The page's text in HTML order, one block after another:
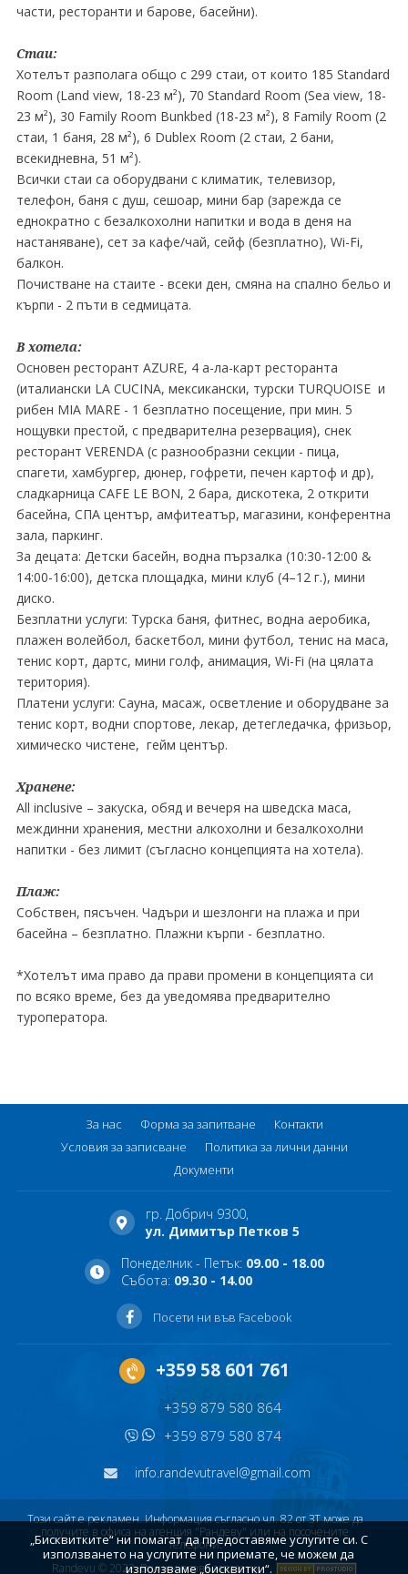
части, ресторанти и барове, басейни).
Стаи:
Хотелът разполага общо с 299 стаи, от които 185 Standard
Room (Land view, 18-23 м²), 70 Standard Room (Sea view, 18-
23 м²), 30 Family Room Bunkbed (18-23 м²), 8 Family Room (2
стаи, 1 баня, 28 м²), 6 Dublex Room (2 стаи, 2 бани,
всекидневна, 51 м²).
Всички стаи са оборудвани с климатик, телевизор,
телефон, баня с душ, сешоар, мини бар (зарежда се
еднократно с безалкохолни напитки и вода в деня на
настаняване), сет за кафе/чай, сейф (безплатно), Wi-Fi,
балкон.
Почистване на стаите - всеки ден, смяна на спално бельо и
кърпи - 2 пъти в седмицата.
В хотела:
Основен ресторант AZURE, 4 а-ла-карт ресторанта
(италиански LA CUCINA, мексикански, турски TURQUOISE и
рибен MIA MARE - 1 безплатно посещение, при мин. 5
нощувки престой, с предварителна резервация), снек
ресторант VERENDA (с разнообразни секции - пица,
спагети, хамбургер, дюнер, гофрети, печен картоф и др),
сладкарница CAFE LE BON, 2 бара, дискотека, 2 открити
басейна, СПА център, амфитеатър, магазини, конферентнa
залa, паркинг.
За децата: Детски басейн, водна пързалкa (10:30-12:00 &
14:00-16:00), детска площадка, мини клуб (4–12 г.), мини
диско.
Безплатни услуги: Турска баня, фитнес, водна аеробика,
плажен волейбол, баскетбол, мини футбол, тенис на маса,
тенис корт, дартс, мини голф, анимация, Wi-Fi (на цялата
територия).
Платени услуги: Сауна, масаж, осветление и оборудване за
тенис корт, водни спортове, лекар, детегледачка, фризьор,
химическо чистене, гейм център.
Хранене:
All inclusive – закуска, обяд и вечеря на шведска маса,
междинни хранения, местни алкохолни и безалкохолни
напитки - без лимит (съгласно концепцията на хотела).
Плаж:
Собствен, пясъчен. Чадъри и шезлонги на плажа и при
басейна – безплатно. Плажни кърпи - безплатно.
*Хотелът има право да прави промени в концепцията си
по всяко време, без да уведомява предварително
туроператора.
За нас Форма за запитване
Контакти
Условия за записване
Политика за лични данни
Документи
гр. Добрич 9300,
ул. Димитър Петков 5
Понеделник - Петък: 09.00 - 18.00
Събота: 09.30 - 14.00
Посети ни във Facebook
+359 58 601 761
+359 879 580 864
+359 879 580 874
info.randevutravel@gmail.com
Този сайт е рекламен. Информация съгласно чл. 82 от ЗТ може да
получите в офиса на агенция "Рандеву" или на посочените
телефони.
Randevu © 2022. Всички права запазени
„Бисквитките“ ни помагат да предоставяме услугите си. С
използването на услугите ни приемате, че можем да
използваме „бисквитки“.